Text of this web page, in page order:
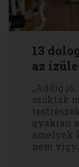
13
az
„Addig
szokták
gyakran
amelyek
nem